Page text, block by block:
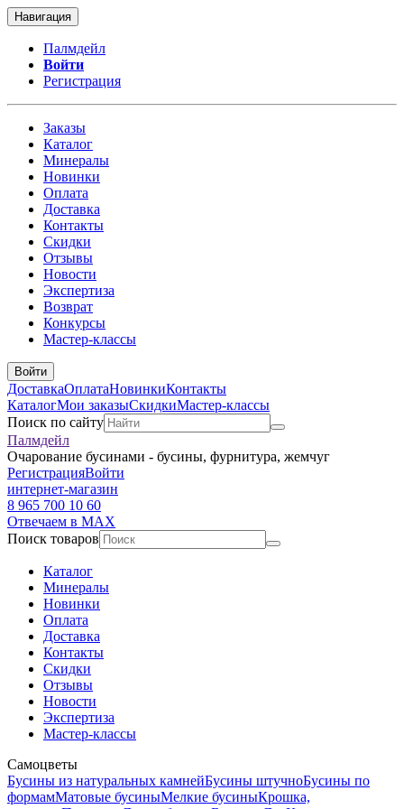
Навигация
Палмдейл
Войти
Регистрация
Заказы
Каталог
Минералы
Новинки
Оплата
Доставка
Контакты
Скидки
Отзывы
Новости
Экспертиза
Возврат
Конкурсы
Мастер-классы
Войти
ДоставкаОплатаНовинкиКонтакты
КаталогМои заказыСкидкиМастер-классы
Поиск по сайту
Палмдейл
Очарование бусинами - бусины, фурнитура, жемчуг
РегистрацияВойти
интернет-магазин
8 965 700 10 60
Отвечаем в MAX
Поиск товаров
Каталог
Минералы
Новинки
Оплата
Доставка
Контакты
Скидки
Отзывы
Новости
Экспертиза
Мастер-классы
Самоцветы
Бусины из натуральных камнейБусины штучноБусины по
формамМатовые бусиныМелкие бусиныКрошка,